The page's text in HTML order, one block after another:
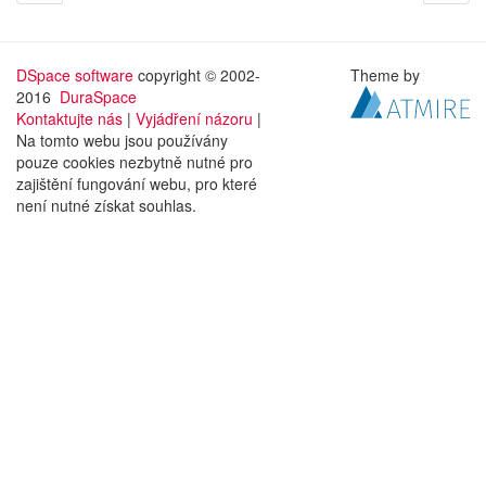
DSpace software copyright © 2002-
2016 DuraSpace
Kontaktujte nás | Vyjádření názoru |
Na tomto webu jsou používány
pouze cookies nezbytně nutné pro
zajištění fungování webu, pro které
není nutné získat souhlas.
Theme by